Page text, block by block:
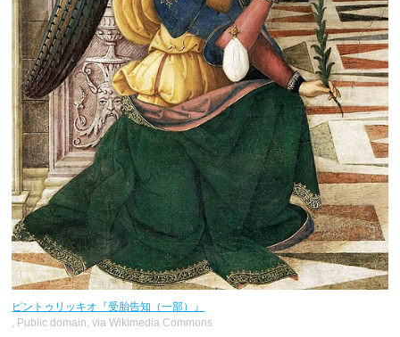
ピントゥリッキオ『受胎告知（一部）』
, Public domain, via Wikimedia Commons